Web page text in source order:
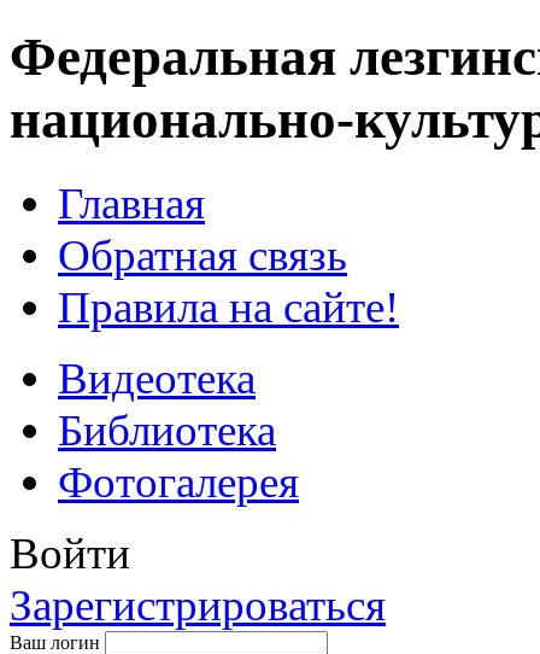
Федеральная
национально-
Главная
Обратная связь
Правила на сайте!
Видеотека
Библиотека
Фотогалерея
Войти
Зарегистрироваться
Ваш логин